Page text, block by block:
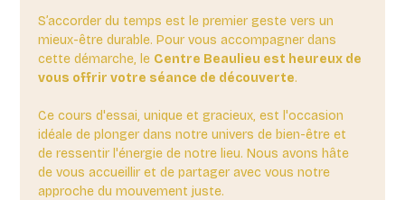
S’accorder du temps est le premier geste vers un
mieux-être durable. Pour vous accompagner dans
cette démarche, le Centre Beaulieu est heureux de
vous offrir votre séance de découverte.
Ce cours d'essai, unique et gracieux, est l'occasion
idéale de plonger dans notre univers de bien-être et
de ressentir l'énergie de notre lieu. Nous avons hâte
de vous accueillir et de partager avec vous notre
approche du mouvement juste.